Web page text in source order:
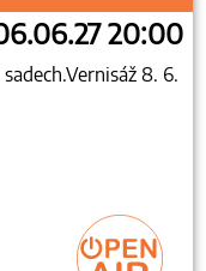
20:00
8. 6.